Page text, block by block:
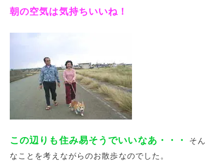
朝の空気は気持ちいいね！
この辺りも住み易そうでいいなあ・・・
そん
なことを考えながらのお散歩なのでした。